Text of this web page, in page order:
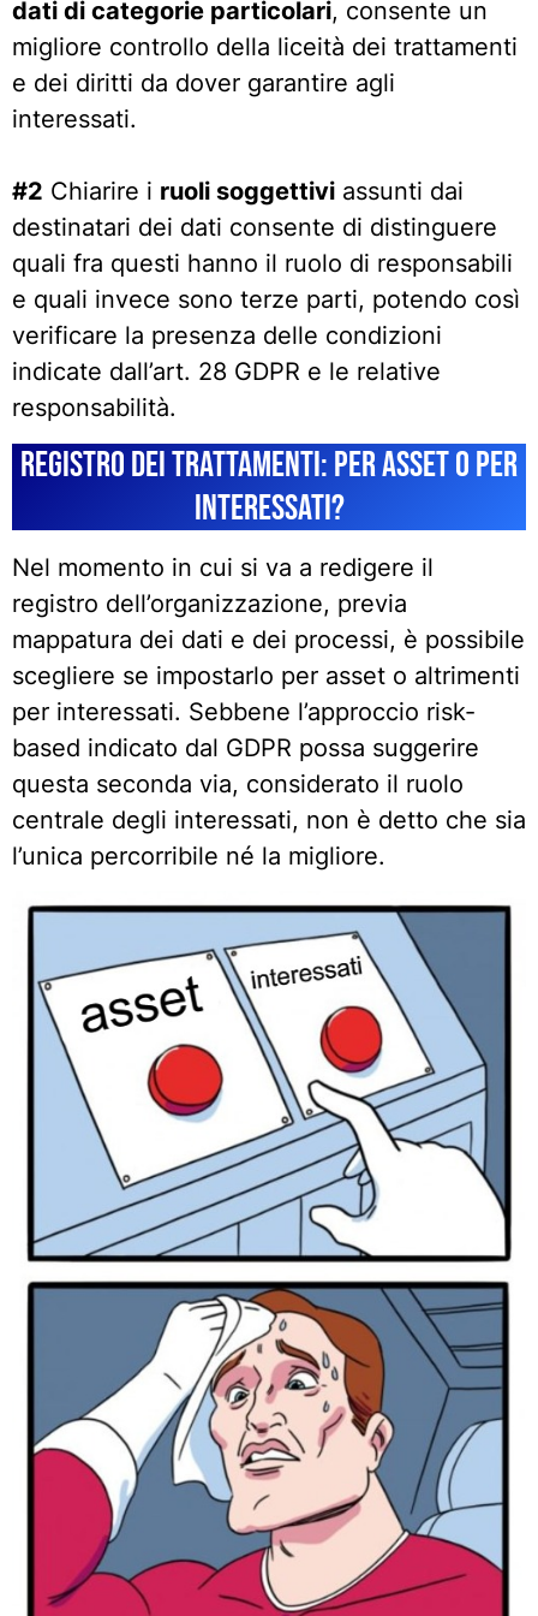
dati di categorie particolari, consente un
migliore controllo della liceità dei trattamenti
e dei diritti da dover garantire agli
interessati.
#2 Chiarire i ruoli soggettivi assunti dai
destinatari dei dati consente di distinguere
quali fra questi hanno il ruolo di responsabili
e quali invece sono terze parti, potendo così
verificare la presenza delle condizioni
indicate dall’art. 28 GDPR e le relative
responsabilità.
Registro dei trattamenti: per asset o per
interessati?
Nel momento in cui si va a redigere il
registro dell’organizzazione, previa
mappatura dei dati e dei processi, è possibile
scegliere se impostarlo per asset o altrimenti
per interessati. Sebbene l’approccio risk-
based indicato dal GDPR possa suggerire
questa seconda via, considerato il ruolo
centrale degli interessati, non è detto che sia
l’unica percorribile né la migliore.